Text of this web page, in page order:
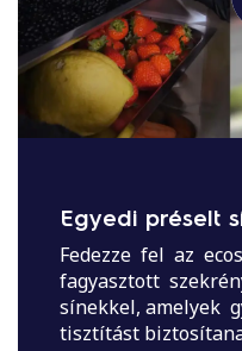
Egyedi préselt
Fedezze fel az
fagyasztott
sínekkel, amelyek
tisztítást